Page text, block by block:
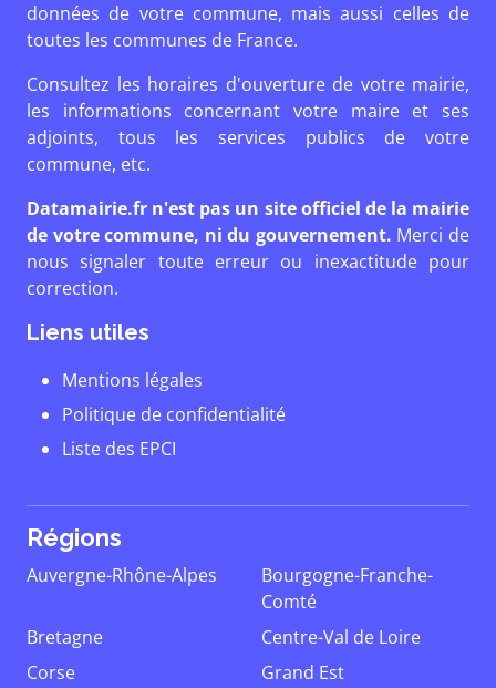
données de votre commune, mais aussi celles de
toutes les communes de France.
Consultez les horaires d'ouverture de votre mairie,
les informations concernant votre maire et ses
adjoints, tous les services publics de votre
commune, etc.
Datamairie.fr n'est pas un site officiel de la mairie
de votre commune, ni du gouvernement. Merci de
nous signaler toute erreur ou inexactitude pour
correction.
Liens utiles
Mentions légales
Politique de confidentialité
Liste des EPCI
Régions
Auvergne-Rhône-Alpes
Bourgogne-Franche-
Comté
Bretagne
Centre-Val de Loire
Corse
Grand Est